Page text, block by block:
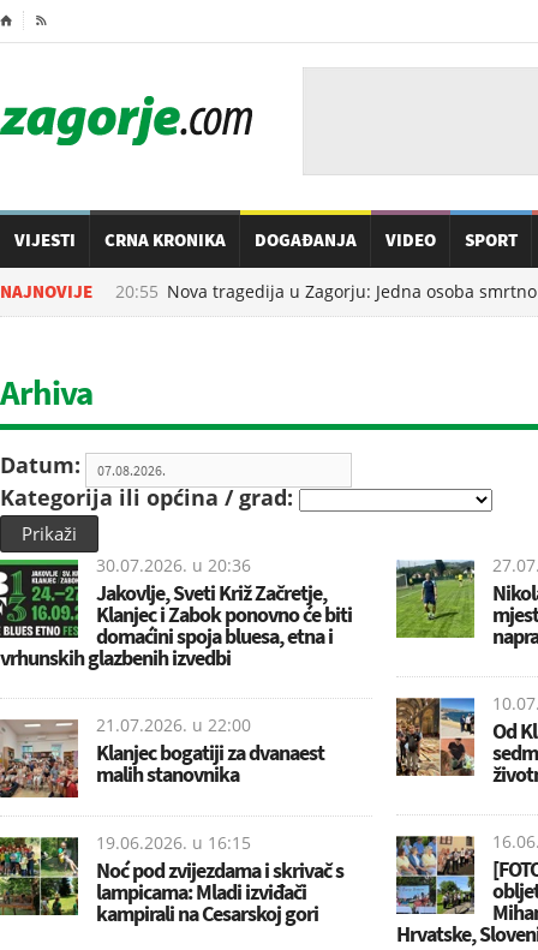
⌂ 
VIJESTI CRNA KRONIKA DOGAĐANJA VIDEO SPORT
NAJNOVIJE
u 20:55 Nova tragedija u Zagorju: Jedna osoba smrtno
Arhiva
Datum:
Kategorija ili općina / grad:
Prikaži
30.07.2026. u 20:36
Jakovlje, Sveti Križ Začretje,
Klanjec i Zabok ponovno će biti
domaćini spoja bluesa, etna i
vrhunskih glazbenih izvedbi
21.07.2026. u 22:00
Klanjec bogatiji za dvanaest
malih stanovnika
19.06.2026. u 16:15
Noć pod zvijezdama i skrivač s
lampicama: Mladi izviđači
kampirali na Cesarskoj gori
Od
Hrvatske,